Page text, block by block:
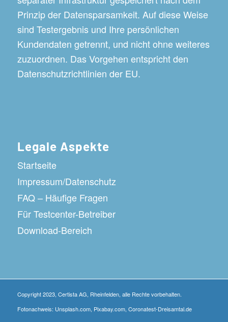
Prinzip der Datensparsamkeit. Auf diese Weise
sind Testergebnis und Ihre persönlichen
Kundendaten getrennt, und nicht ohne weiteres
zuzuordnen. Das Vorgehen entspricht den
Datenschutzrichtlinien der EU.
Legale Aspekte
Startseite
Impressum/Datenschutz
FAQ – Häufige Fragen
Für Testcenter-Betreiber
Download-Bereich
Copyright 2023, Certista AG, Rheinfelden, alle Rechte vorbehalten.
Fotonachweis: Unsplash.com, Pixabay.com, Coronatest-Dreisamtal.de